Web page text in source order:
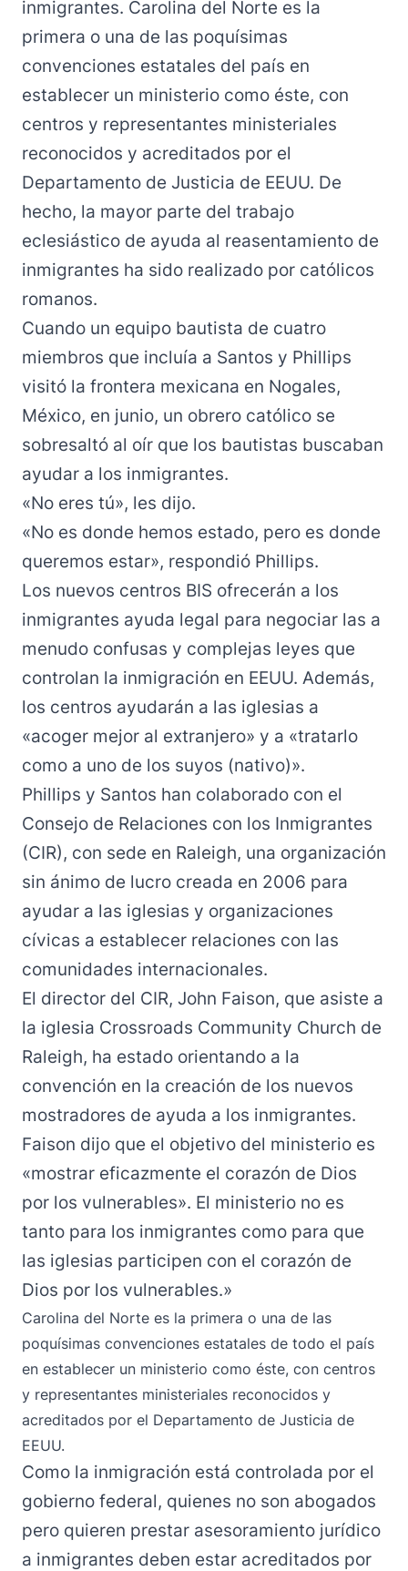
inmigrantes. Carolina del Norte es la
primera o una de las poquísimas
convenciones estatales del país en
establecer un ministerio como éste, con
centros y representantes ministeriales
reconocidos y acreditados por el
Departamento de Justicia de EEUU. De
hecho, la mayor parte del trabajo
eclesiástico de ayuda al reasentamiento de
inmigrantes ha sido realizado por católicos
romanos.
Cuando un equipo bautista de cuatro
miembros que incluía a Santos y Phillips
visitó la frontera mexicana en Nogales,
México, en junio, un obrero católico se
sobresaltó al oír que los bautistas buscaban
ayudar a los inmigrantes.
«No eres tú», les dijo.
«No es donde hemos estado, pero es donde
queremos estar», respondió Phillips.
Los nuevos centros BIS ofrecerán a los
inmigrantes ayuda legal para negociar las a
menudo confusas y complejas leyes que
controlan la inmigración en EEUU. Además,
los centros ayudarán a las iglesias a
«acoger mejor al extranjero» y a «tratarlo
como a uno de los suyos (nativo)».
Phillips y Santos han colaborado con el
Consejo de Relaciones con los Inmigrantes
(CIR), con sede en Raleigh, una organización
sin ánimo de lucro creada en 2006 para
ayudar a las iglesias y organizaciones
cívicas a establecer relaciones con las
comunidades internacionales.
El director del CIR, John Faison, que asiste a
la iglesia Crossroads Community Church de
Raleigh, ha estado orientando a la
convención en la creación de los nuevos
mostradores de ayuda a los inmigrantes.
Faison dijo que el objetivo del ministerio es
«mostrar eficazmente el corazón de Dios
por los vulnerables». El ministerio no es
tanto para los inmigrantes como para que
las iglesias participen con el corazón de
Dios por los vulnerables.»
Carolina del Norte es la primera o una de las
poquísimas convenciones estatales de todo el país
en establecer un ministerio como éste, con centros
y representantes ministeriales reconocidos y
acreditados por el Departamento de Justicia de
EEUU.
Como la inmigración está controlada por el
gobierno federal, quienes no son abogados
pero quieren prestar asesoramiento jurídico
a inmigrantes deben estar acreditados por